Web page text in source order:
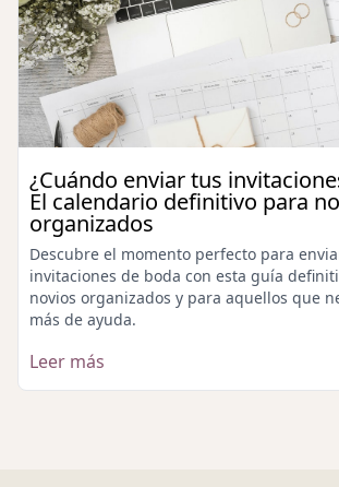
¿Cuándo enviar tus
El calendario definitivo para
organizados
Descubre el momento perfecto para
invitaciones de boda con esta guía
novios organizados y para aquellos que
más de ayuda.
Leer más